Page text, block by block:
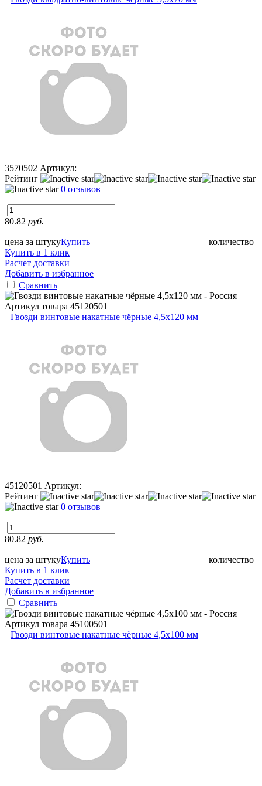
3570502 Артикул:
Рейтинг
0 отзывов
80.82 руб.
цена за штуку количество
Купить
Купить в 1 клик
Расчет доставки
Добавить в избранное
Сравнить
Артикул товара 45120501
Гвозди винтовые накатные чёрные 4,5х120 мм
45120501 Артикул:
Рейтинг
0 отзывов
80.82 руб.
цена за штуку количество
Купить
Купить в 1 клик
Расчет доставки
Добавить в избранное
Сравнить
Артикул товара 45100501
Гвозди винтовые накатные чёрные 4,5х100 мм